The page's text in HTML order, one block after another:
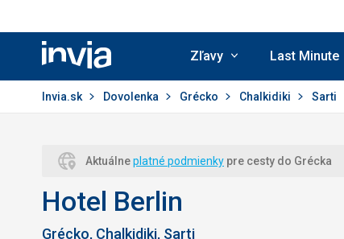
Invia.sk
Zľavy Last Minute
Invia.sk Dovolenka Grécko Chalkidiki Sarti
Aktuálneplatné podmienky pre cesty do Grécka
Hotel Berlin
Grécko, Chalkidiki, Sarti